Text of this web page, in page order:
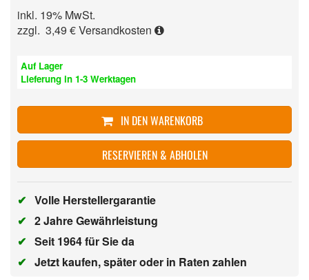
inkl. 19% MwSt.
zzgl. 3,49 €Versandkosten
Auf Lager
Lieferung in 1-3 Werktagen
IN DEN WARENKORB
RESERVIEREN & ABHOLEN
✔ Volle Herstellergarantie
✔ 2 Jahre Gewährleistung
✔ Seit 1964 für Sie da
✔ Jetzt kaufen, später oder in Raten zahlen